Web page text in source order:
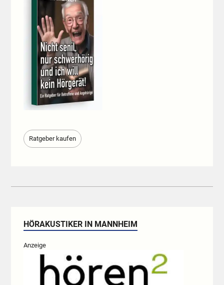
Ratgeber kaufen
HÖRAKUSTIKER IN MANNHEIM
Anzeige